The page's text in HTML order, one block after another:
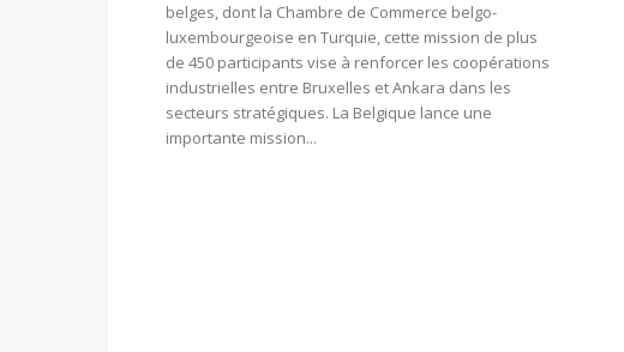
belges, dont la Chambre de Commerce belgo-
luxembourgeoise en Turquie, cette mission de plus
de 450 participants vise à renforcer les coopérations
industrielles entre Bruxelles et Ankara dans les
secteurs stratégiques. La Belgique lance une
importante mission...